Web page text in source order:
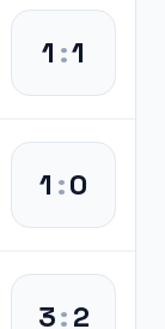
1 :1
1 :0
3:2